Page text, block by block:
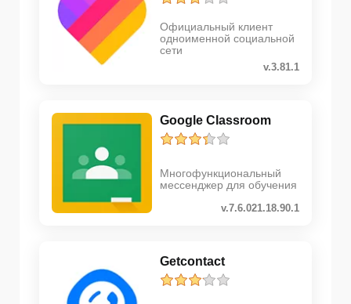
Официальный клиент
одноименной социальной
сети
v.3.81.1
Google Classroom
Многофункциональный
мессенджер для обучения
v.7.6.021.18.90.1
Getcontact